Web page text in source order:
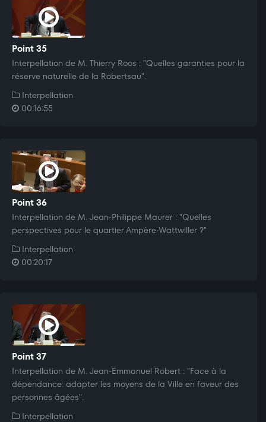
Point 35
Interpellation de M. Thierry Roos : "Quelles garanties pour la
réserve naturelle de la Robertsau".
Interpellation
00:16:55
Point 36
Interpellation de M. Jean-Philippe Maurer : "Quelles
perspectives pour le quartier Ampère-Wattwiller ?"
Interpellation
00:20:17
Point 37
Interpellation de M. Jean-Emmanuel Robert : "Face à la
dépendance: adapter les moyens de la Ville en faveur des
personnes âgées".
Interpellation